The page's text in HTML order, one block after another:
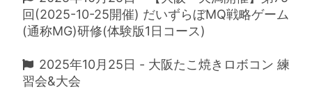
回(2025-10-25開催) だいずらぼMQ戦略ゲーム
(通称MG)研修(体験版1日コース)
2025年10月25日 - 大阪たこ焼きロボコン 練
習会&大会